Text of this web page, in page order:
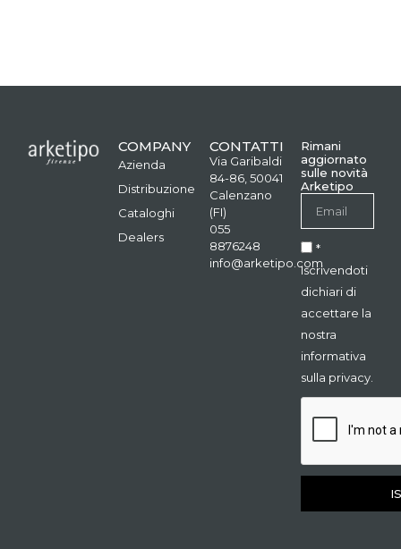
COMPANY
Azienda
Distribuzione
Cataloghi
Dealers
CONTATTI
Via Garibaldi
84-86, 50041
Calenzano
(FI)
055
8876248
info@arketipo.com
Rimani
aggiornato
sulle novità
Arketipo
*
Iscrivendoti
dichiari di
accettare la
nostra
informativa
sulla privacy.